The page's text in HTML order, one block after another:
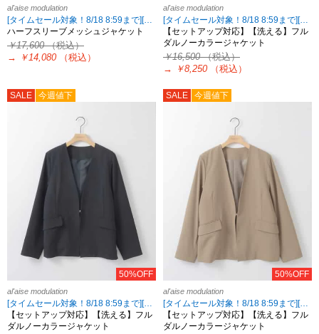
al'aise modulation
[タイムセール対象！8/18 8:59まで][2点10%OFF・3点15%OFF対象！8/18 8:59まで al'aise modulation限定]
ハーフスリーブメッシュジャケット
￥17,600（税込）
→
￥14,080 （税込）
al'aise modulation
[タイムセール対象！8/18 8:59まで][2点10%OFF・3点15%OFF対象！8/18 8:59まで al'aise modulation限定]
【セットアップ対応】【洗える】フル
ダルノーカラージャケット
￥16,500（税込）
→
￥8,250 （税込）
SALE 今週値下
50%OFF
al'aise modulation
[タイムセール対象！8/18 8:59まで][2点10%OFF・3点15%OFF対象！8/18 8:59まで al'aise modulation限定]
【セットアップ対応】【洗える】フル
ダルノーカラージャケット
SALE 今週値下
50%OFF
al'aise modulation
[タイムセール対象！8/18 8:59まで][2点10%OFF・3点15%OFF対象！8/18 8:59まで al'aise modulation限定]
【セットアップ対応】【洗える】フル
ダルノーカラージャケット